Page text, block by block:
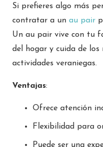
Si prefieres algo más
contratar a un au pair
Un au pair vive con tu
del hogar y cuida de los
actividades veraniegas.
Ventajas:
Ofrece atención
Flexibilidad para
Puede ser una